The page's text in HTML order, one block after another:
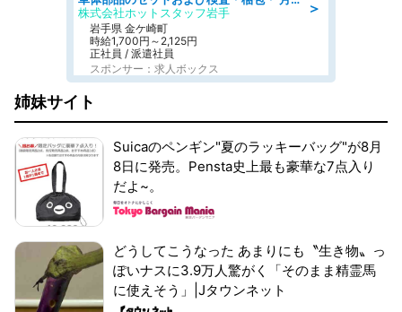
＞
株式会社ホットスタッフ岩手
岩手県 金ケ崎町
時給1,700円～2,125円
正社員 / 派遣社員
スポンサー：求人ボックス
姉妹サイト
Suicaのペンギン"夏のラッキーバッグ"が8月
8日に発売。Pensta史上最も豪華な7点入り
だよ~。
どうしてこうなった あまりにも〝生き物〟っ
ぽいナスに3.9万人驚がく「そのまま精霊馬
に使えそう」|Jタウンネット